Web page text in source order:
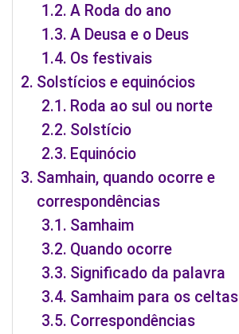
A Roda do ano
A Deusa e o Deus
Os festivais
Solstícios e equinócios
Roda ao sul ou norte
Solstício
Equinócio
Samhain, quando ocorre e
correspondências
Samhaim
Quando ocorre
Significado da palavra
Samhaim para os celtas
Correspondências